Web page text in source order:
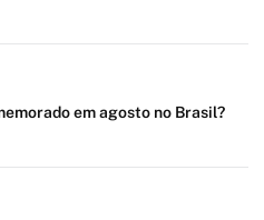
em agosto no Brasil?